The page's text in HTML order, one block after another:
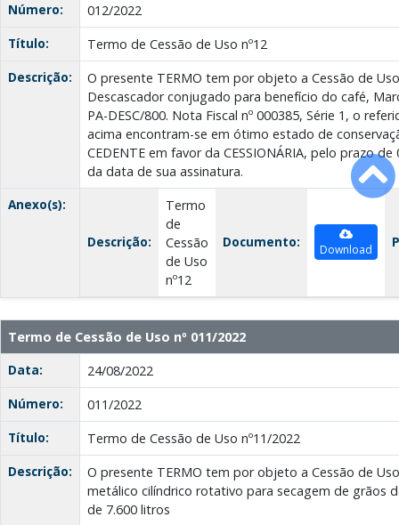
Número:
012/2022
Título:
Termo de Cessão de Uso nº12
Descrição:
O presente TERMO tem por objeto a Cessão de
Descascador conjugado para benefício do café,
PA-DESC/800. Nota Fiscal nº 000385, Série 1, o
acima encontram-se em ótimo estado de
CEDENTE em favor da CESSIONÁRIA, pelo prazo
da data de sua assinatura.
Anexo(s):
Descrição:
Termo
de
Cessão
de Uso
nº12
Documento: Download
Termo de Cessão de Uso nº 011/2022
Data:
24/08/2022
Número:
011/2022
Título:
Termo de Cessão de Uso nº11/2022
Descrição:
O presente TERMO tem por objeto a Cessão de
metálico cilíndrico rotativo para secagem de grãos
de 7.600 litros